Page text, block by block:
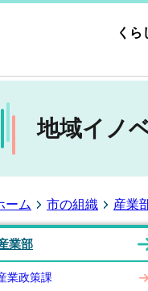
くら
地域イノ
ーム 市の組織 産業
業部
業政策課